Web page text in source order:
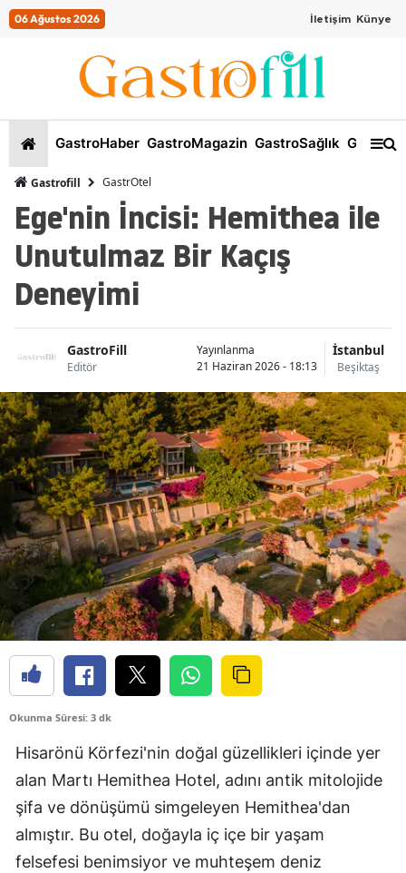
06 Ağustos 2026 İletişim Künye
GastroHaber GastroMagazin GastroSağlık
Gastrofill GastrOtel
Ege'nin İncisi: Hemithea ile
Unutulmaz Bir Kaçış
Deneyimi
GastroFill
Editör
Yayınlanma
21 Haziran 2026 - 18:13
İstanbul
Beşiktaş
Okunma Süresi: 3 dk
Hisarönü Körfezi'nin doğal güzellikleri içinde yer
alan Martı Hemithea Hotel, adını antik mitolojide
şifa ve dönüşümü simgeleyen Hemithea'dan
almıştır. Bu otel, doğayla iç içe bir yaşam
felsefesi benimsiyor ve muhteşem deniz